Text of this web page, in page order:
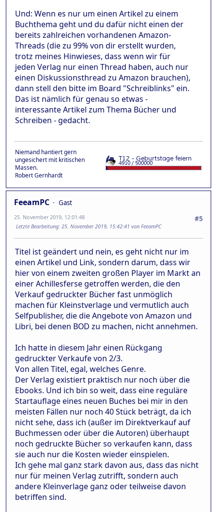
Und: Wenn es nur um einen Artikel zu einem
Buchthema geht und du dafür nicht einen der
bereits zahlreichen vorhandenen Amazon-
Threads (die zu 99% von dir erstellt wurden,
trotz meines Hinwieses, dass wenn wir für
jeden Verlag nur einen Thread haben, auch nur
einen Diskussionsthread zu Amazon brauchen),
dann stell den bitte im Board "Schreiblinks" ein.
Das ist nämlich für genau so etwas -
interessante Artikel zum Thema Bücher und
Schreiben - gedacht.
Niemand hantiert gern
ungesichert mit kritischen
Massen.
Robert Gernhardt
FeeamPC
Gast
#5
25. November 2019, 12:01:48
Letzte Bearbeitung: 25. November 2019, 15:42:41 von FeeamPC
Titel ist geändert und nein, es geht nicht nur im
einen Artikel und Link, sondern darum, dass wir
hier von einem zweiten großen Player im Markt an
einer Achillesferse getroffen werden, die den
Verkauf gedruckter Bücher fast unmöglich
machen für Kleinstverlage und vermutlich auch
Selfpublisher, die die Angebote von Amazon und
Libri, bei denen BOD zu machen, nicht annehmen.
Ich hatte in diesem Jahr einen Rückgang
gedruckter Verkaufe von 2/3.
Von allen Titel, egal, welches Genre.
Der Verlag existiert praktisch nur noch über die
Ebooks. Und ich bin so weit, dass eine reguläre
Startauflage eines neuen Buches bei mir in den
meisten Fällen nur noch 40 Stück beträgt, da ich
nicht sehe, dass ich (außer im Direktverkauf auf
Buchmessen oder über die Autoren) überhaupt
noch gedruckte Bücher so verkaufen kann, dass
sie auch nur die Kosten wieder einspielen.
Ich gehe mal ganz stark davon aus, dass das nicht
nur für meinen Verlag zutrifft, sondern auch
andere Kleinverlage ganz oder teilweise davon
betriffen sind.